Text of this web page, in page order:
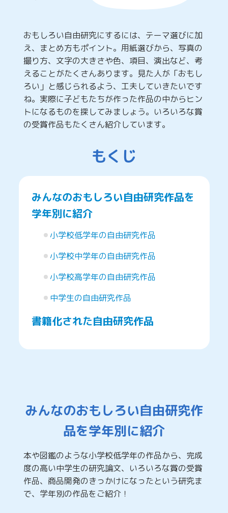
おもしろい自由研究にするには、テーマ選びに加
え、まとめ方もポイント。用紙選びから、写真の
撮り方、文字の大きさや色、項目、演出など、考
えることがたくさんあります。見た人が「おもし
ろい」と感じられるよう、工夫していきたいです
ね。実際に子どもたちが作った作品の中からヒン
トになるものを探してみましょう。いろいろな賞
の受賞作品もたくさん紹介しています。
もくじ
みんなのおもしろい自由研究作品を
学年別に紹介
小学校低学年の自由研究作品
小学校中学年の自由研究作品
小学校高学年の自由研究作品
中学生の自由研究作品
書籍化された自由研究作品
みんなのおもしろい自由研究作
品を学年別に紹介
本や図鑑のような小学校低学年の作品から、完成
度の高い中学生の研究論文、いろいろな賞の受賞
作品、商品開発のきっかけになったという研究ま
で、学年別の作品をご紹介！